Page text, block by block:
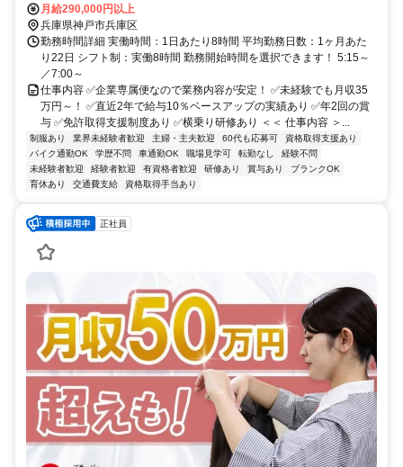
月給290,000円以上
兵庫県神戸市兵庫区
勤務時間詳細 実働時間：1日あたり8時間 平均勤務日数：1ヶ月あた
り22日 シフト制：実働8時間 勤務開始時間を選択できます！ 5:15～
／7:00～
仕事内容 ✅企業専属便なので業務内容が安定！ ✅未経験でも月収35
万円～！ ✅直近2年で給与10％ベースアップの実績あり ✅年2回の賞
与 ✅免許取得支援制度あり ✅横乗り研修あり ＜＜ 仕事内容 ＞...
制服あり 業界未経験者歓迎 主婦・主夫歓迎 60代も応募可
資格取得支援あり
バイク通勤OK
学歴不問 車通勤OK 職場見学可 転勤なし
経験不問
未経験者歓迎
経験者歓迎 有資格者歓迎 研修あり 賞与あり
ブランクOK
育休あり
交通費支給 資格取得手当あり
正社員